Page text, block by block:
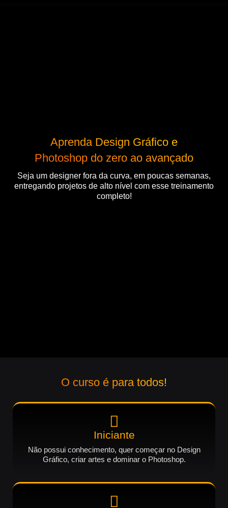
Aprenda Design Gráfico e
Photoshop do zero ao avançado
Seja um designer fora da curva, em poucas semanas,
entregando projetos de alto nível com esse treinamento
completo!
O curso é para todos!
Iniciante
Não possui conhecimento, quer começar no Design
Gráfico, criar artes e dominar o Photoshop.